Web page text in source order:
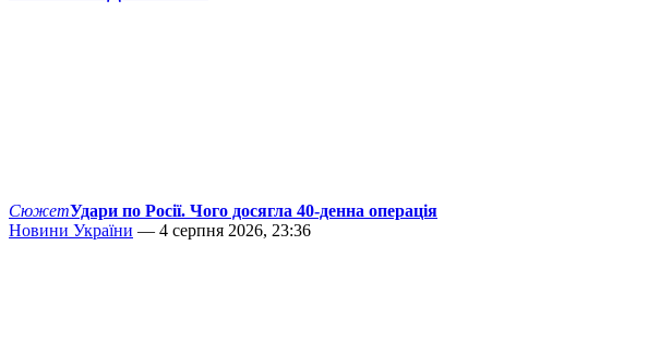
СюжетУдари по Росії. Чого досягла 40-денна операція
Новини України — 4 серпня 2026, 23:36